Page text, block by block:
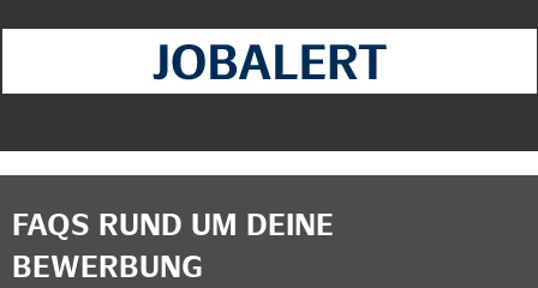
FAQS RUND UM DEINE
BEWERBUNG